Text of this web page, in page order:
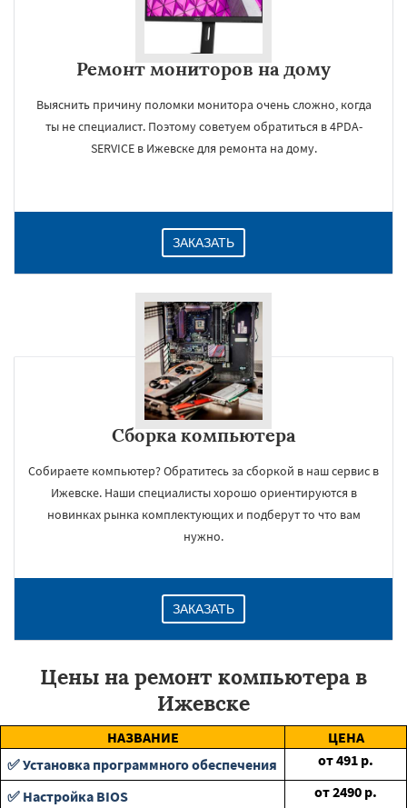
Ремонт мониторов на дому
Выяснить причину поломки монитора очень сложно, когда
ты не специалист. Поэтому советуем обратиться в 4PDA-
SERVICE в Ижевске для ремонта на дому.
ЗАКАЗАТЬ
Сборка компьютера
Собираете компьютер? Обратитесь за сборкой в наш сервис в
Ижевске. Наши специалисты хорошо ориентируются в
новинках рынка комплектующих и подберут то что вам
нужно.
ЗАКАЗАТЬ
Цены на ремонт компьютера в
Ижевске
НАЗВАНИЕ
ЦЕНА
✅ Установка программного обеспечения
от491 р.
✅ Настройка BIOS
от2490 р.